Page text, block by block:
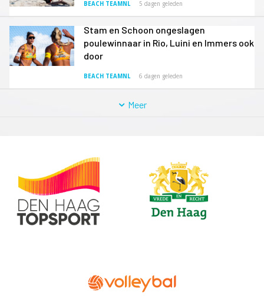
BEACH TEAMNL 5 dagen geleden
Stam en Schoon ongeslagen
poulewinnaar in Rio, Luini en Immers ook
door
BEACH TEAMNL 6 dagen geleden
Meer